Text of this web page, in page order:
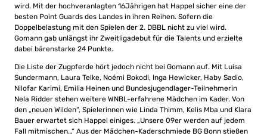
wird. Mit der hochveranlagten 16Jährigen hat Happel sicher eine der
besten Point Guards des Landes in ihren Reihen. Sofern die
Doppelbelastung mit den Spielen der 2. DBBL nicht zu viel wird.
Gomann gab unlängst ihr Zweitligadebut für die Talents und erzielte
dabei bärenstarke 24 Punkte.
Die Liste der Zugpferde hört jedoch nicht bei Gomann auf. Mit Luisa
Sundermann, Laura Telke, Noémi Bokodi, Inga Hewicker, Haby Sadio,
Nilofar Karimi, Emilia Heinen und Bundesjugendlager-Teilnehmerin
Nela Ridder stehen weitere WNBL-erfahrene Mädchen im Kader. Von
den „neuen Wilden“, Spielerinnen wie Linda Thimm, Kelis Mba und Klara
Bauer erwartet sich Happel einiges. „Unsere 09er werden auf jedem
Fall mitmischen…“ Aus der Mädchen-Kaderschmiede BG Bonn stießen